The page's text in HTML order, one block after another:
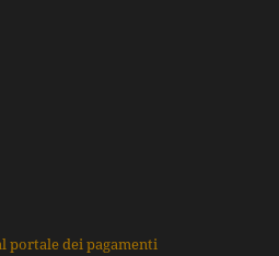
portale dei pagamenti